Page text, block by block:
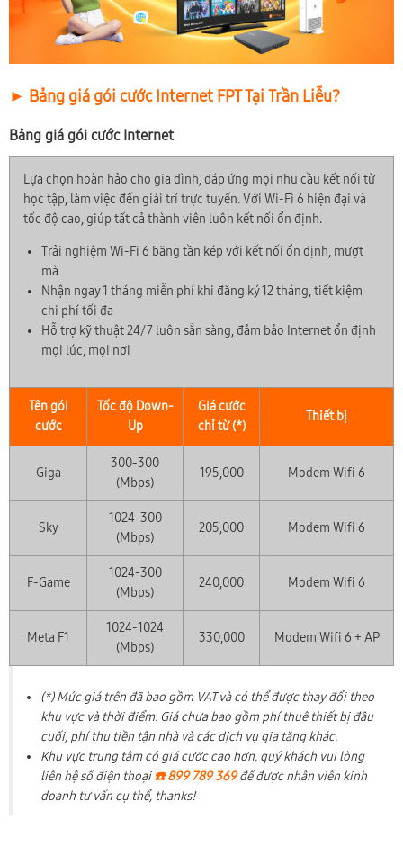
► Bảng giá gói cước Internet FPT Tại Trần Liễu?
Bảng giá gói cước Internet
Lựa chọn hoàn hảo cho gia đình, đáp ứng mọi nhu cầu kết nối từ
học tập, làm việc đến giải trí trực tuyến. Với Wi-Fi 6 hiện đại và
tốc độ cao, giúp tất cả thành viên luôn kết nối ổn định.
Trải nghiệm Wi-Fi 6 băng tần kép với kết nối ổn định, mượt
mà
Nhận ngay 1 tháng miễn phí khi đăng ký 12 tháng, tiết kiệm
chi phí tối đa
Hỗ trợ kỹ thuật 24/7 luôn sẵn sàng, đảm bảo Internet ổn định
mọi lúc, mọi nơi
Tên gói
cước
Tốc độ Down-
Up
Giá cước
chỉ từ (*)
Thiết bị
Giga
300-300
(Mbps)
195,000 Modem Wifi 6
Sky
1024-300
(Mbps)
205,000 Modem Wifi 6
F-Game
1024-300
(Mbps)
240,000 Modem Wifi 6
Meta F1
1024-1024
(Mbps)
330,000 Modem Wifi 6 + AP
(*) Mức giá trên đã bao gồm VAT và có thể được thay đổi theo
khu vực và thời điểm. Giá chưa bao gồm phí thuê thiết bị đầu
cuối, phí thu tiền tận nhà và các dịch vụ gia tăng khác.
Khu vực trung tâm có giá cước cao hơn, quý khách vui lòng
liên hệ số điện thoại☎️ 899 789 369để được nhân viên kinh
doanh tư vấn cụ thể, thanks!